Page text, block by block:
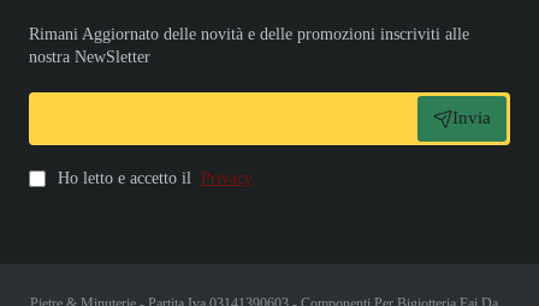
Rimani Aggiornato delle novità e delle promozioni inscriviti alle
nostra NewSletter
Invia
Ho letto e accetto il Privacy